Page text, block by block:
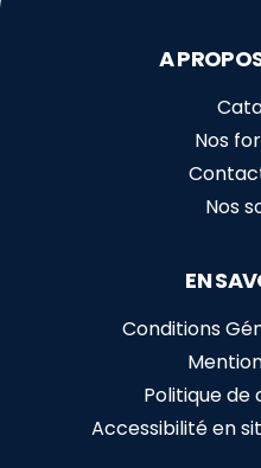
A
Nos
Nos
EN
Conditions
Politique
Accessibilité en